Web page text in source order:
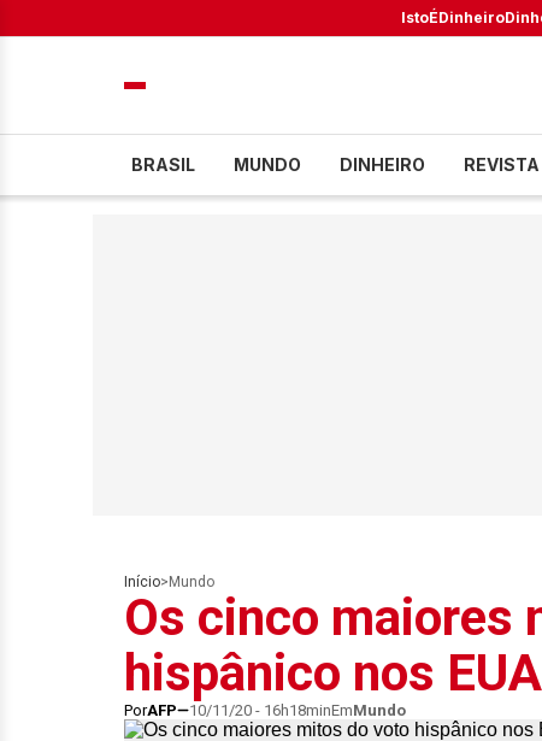
IstoÉDinheiro
BRASIL MUNDO DINHEIRO REVISTA
Início> Mundo
Os cinco maiores
hispânico nos EUA
PorAFP 10/11/20 - 16h18minEmMundo